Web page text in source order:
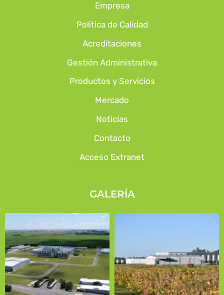
Empresa
Política de Calidad
Acreditaciones
Gestión Administrativa
Productos y Servicios
Mercado
Noticias
Contacto
Acceso Extranet
GALERÍA